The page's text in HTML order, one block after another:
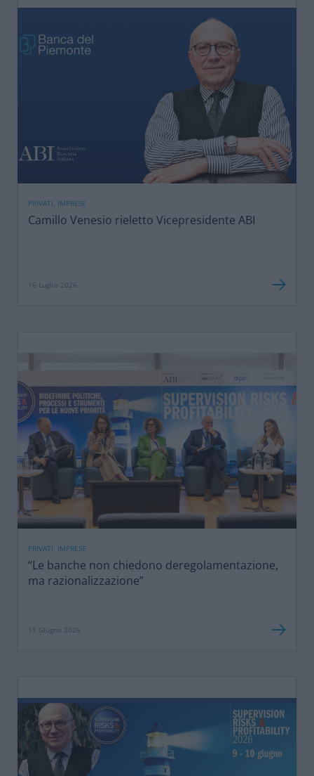
PRIVATI, IMPRESE
Camillo Venesio rieletto Vicepresidente ABI
16 Luglio 2026
PRIVATI, IMPRESE
“Le banche non chiedono deregolamentazione,
ma razionalizzazione”
11 Giugno 2026